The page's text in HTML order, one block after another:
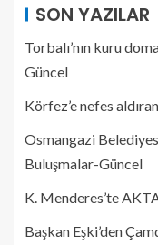
SON YAZILAR
Torbalı’nın kuru
Güncel
Körfez’e nefes
Osmangazi
Buluşmalar-Güncel
K. Menderes’te
Başkan Eşki’den